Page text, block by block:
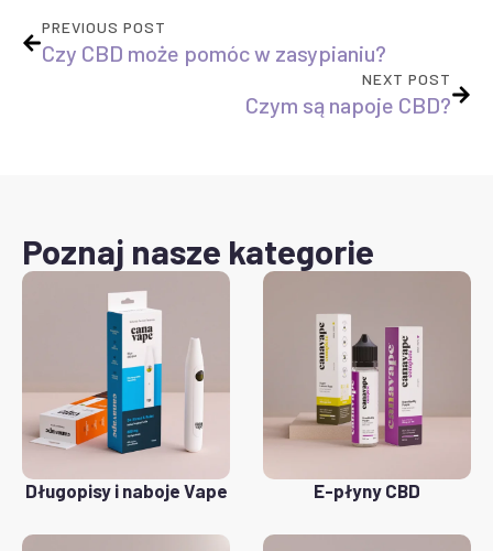
PREVIOUS POST
Czy CBD może pomóc w zasypianiu?
NEXT POST
Czym są napoje CBD?
Poznaj nasze kategorie
Długopisy i naboje Vape E-płyny CBD